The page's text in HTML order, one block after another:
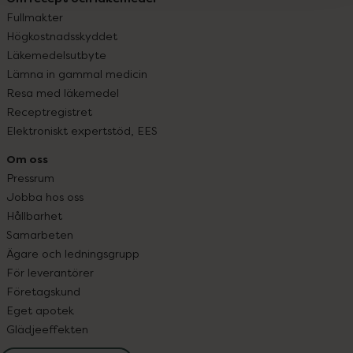
Fullmakter
Högkostnadsskyddet
Läkemedelsutbyte
Lämna in gammal medicin
Resa med läkemedel
Receptregistret
Elektroniskt expertstöd, EES
Om oss
Pressrum
Jobba hos oss
Hållbarhet
Samarbeten
Ägare och ledningsgrupp
För leverantörer
Företagskund
Eget apotek
Glädjeeffekten